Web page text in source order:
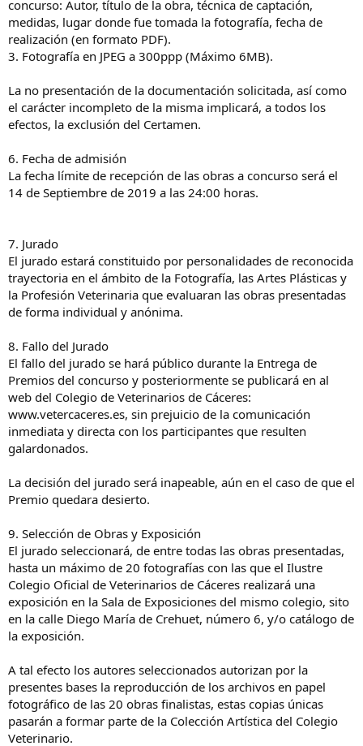
concurso: Autor, título de la obra, técnica de captación,
medidas, lugar donde fue tomada la fotografía, fecha de
realización (en formato PDF).
3. Fotografía en JPEG a 300ppp (Máximo 6MB).
La no presentación de la documentación solicitada, así como
el carácter incompleto de la misma implicará, a todos los
efectos, la exclusión del Certamen.
6. Fecha de admisión
La fecha límite de recepción de las obras a concurso será el
14 de Septiembre de 2019 a las 24:00 horas.
7. Jurado
El jurado estará constituido por personalidades de reconocida
trayectoria en el ámbito de la Fotografía, las Artes Plásticas y
la Profesión Veterinaria que evaluaran las obras presentadas
de forma individual y anónima.
8. Fallo del Jurado
El fallo del jurado se hará público durante la Entrega de
Premios del concurso y posteriormente se publicará en al
web del Colegio de Veterinarios de Cáceres:
www.vetercaceres.es, sin prejuicio de la comunicación
inmediata y directa con los participantes que resulten
galardonados.
La decisión del jurado será inapeable, aún en el caso de que el
Premio quedara desierto.
9. Selección de Obras y Exposición
El jurado seleccionará, de entre todas las obras presentadas,
hasta un máximo de 20 fotografías con las que el Ilustre
Colegio Oficial de Veterinarios de Cáceres realizará una
exposición en la Sala de Exposiciones del mismo colegio, sito
en la calle Diego María de Crehuet, número 6, y/o catálogo de
la exposición.
A tal efecto los autores seleccionados autorizan por la
presentes bases la reproducción de los archivos en papel
fotográfico de las 20 obras finalistas, estas copias únicas
pasarán a formar parte de la Colección Artística del Colegio
Veterinario.